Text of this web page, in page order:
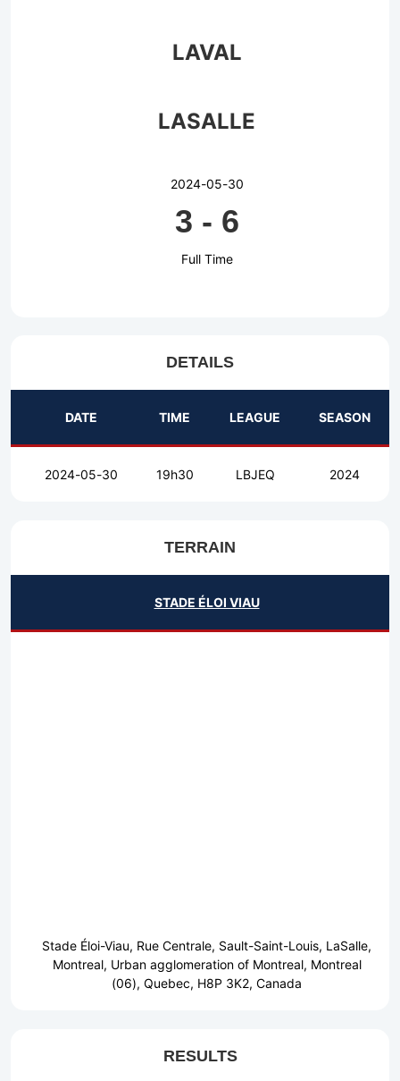
LAVAL
LASALLE
2024-05-30
3 - 6
Full Time
DETAILS
DATE TIME LEAGUE SEASON
2024-05-30 19h30 LBJEQ 2024
TERRAIN
STADE ÉLOI VIAU
Stade Éloi-Viau, Rue Centrale, Sault-Saint-Louis, LaSalle,
Montreal, Urban agglomeration of Montreal, Montreal
(06), Quebec, H8P 3K2, Canada
RESULTS